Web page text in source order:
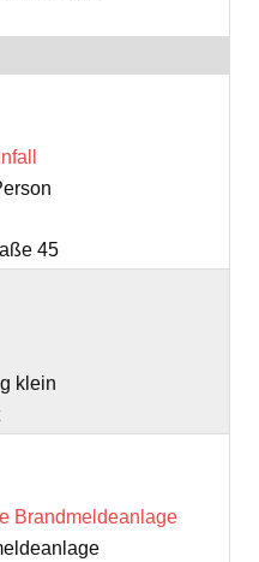
45
klein
Brandmeldeanlage